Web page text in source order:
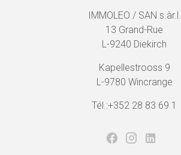
IMMOLEO / SAN s.àr.l.
13 Grand-Rue
L-9240 Diekirch
Kapellestrooss 9
L-9780 Wincrange
Tél.:+352 28 83 69 1